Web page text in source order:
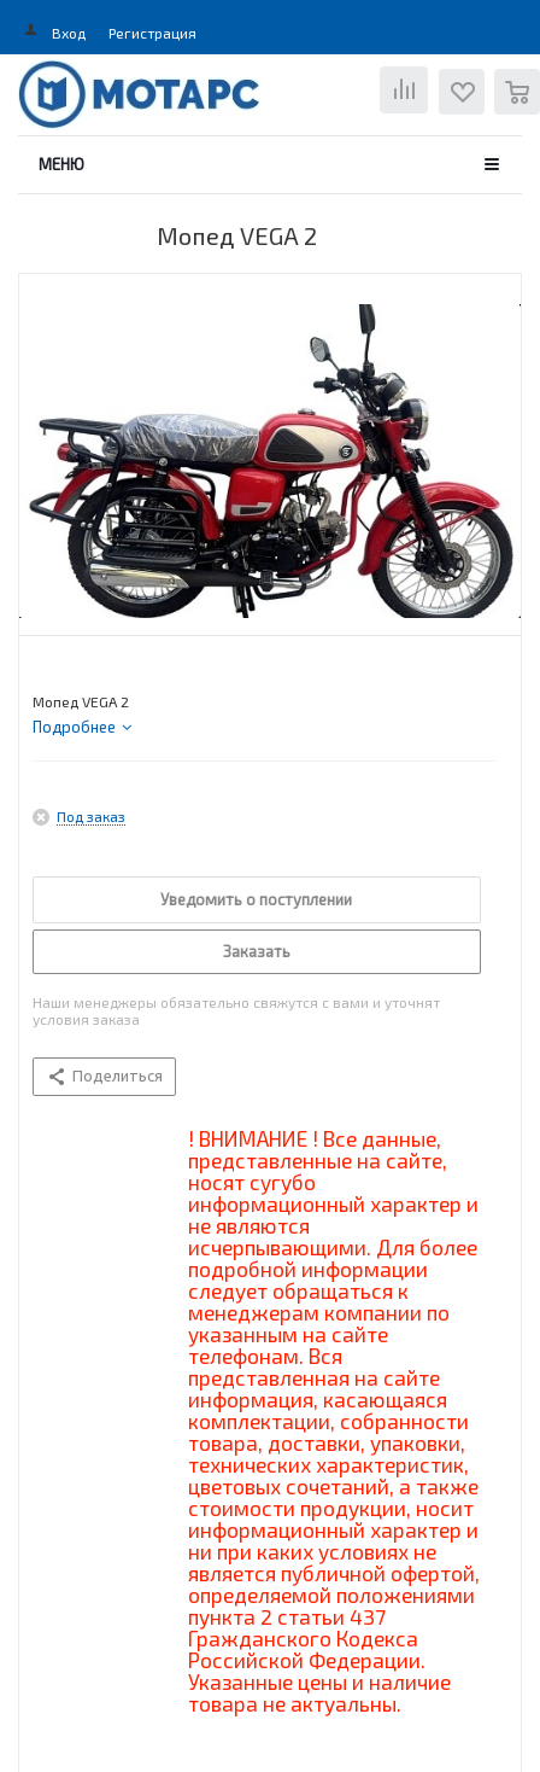
Вход Регистрация
МЕНЮ
Мопед VEGA 2
Мопед VEGA 2
Подробнее
Под заказ
Уведомить о поступлении
Заказать
Наши менеджеры обязательно свяжутся с вами и уточнят
условия заказа
Поделиться
! ВНИМАНИЕ ! Все данные,
представленные на сайте,
носят сугубо
информационный характер и
не являются
исчерпывающими. Для более
подробной информации
следует обращаться к
менеджерам компании по
указанным на сайте
телефонам. Вся
представленная на сайте
информация, касающаяся
комплектации, собранности
товара, доставки, упаковки,
технических характеристик,
цветовых сочетаний, а также
стоимости продукции, носит
информационный характер и
ни при каких условиях не
является публичной офертой,
определяемой положениями
пункта 2 статьи 437
Гражданского Кодекса
Российской Федерации.
Указанные цены и наличие
товара не актуальны.